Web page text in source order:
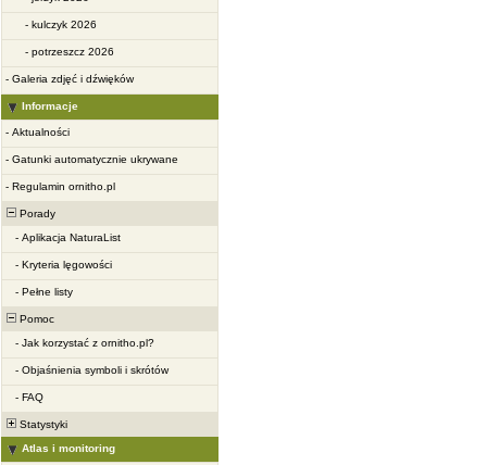
- kulczyk 2026
- potrzeszcz 2026
- Galeria zdjęć i dźwięków
Informacje
- Aktualności
- Gatunki automatycznie ukrywane
- Regulamin ornitho.pl
Porady
- Aplikacja NaturaList
- Kryteria lęgowości
- Pełne listy
Pomoc
- Jak korzystać z ornitho.pl?
- Objaśnienia symboli i skrótów
- FAQ
Statystyki
Atlas i monitoring